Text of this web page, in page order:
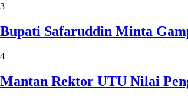
3
Bupati Safaruddin Minta
4
Mantan Rektor UTU Nilai